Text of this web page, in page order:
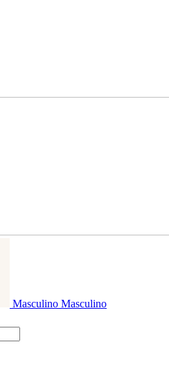
Masculino Masculino